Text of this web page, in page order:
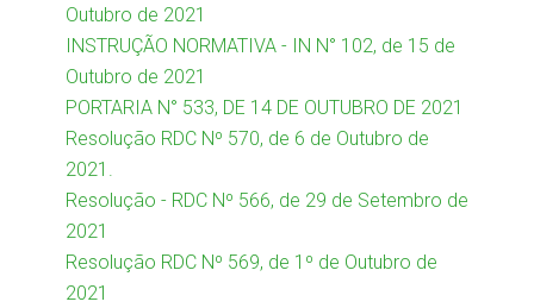
Outubro de 2021
INSTRUÇÃO NORMATIVA - IN N° 102, de 15 de
Outubro de 2021
PORTARIA N° 533, DE 14 DE OUTUBRO DE 2021
Resolução RDC Nº 570, de 6 de Outubro de
2021.
Resolução - RDC Nº 566, de 29 de Setembro de
2021
Resolução RDC Nº 569, de 1º de Outubro de
2021